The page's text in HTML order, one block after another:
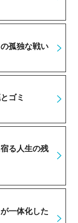
孤独な戦い
ゴミ
る人生の残
一体化した